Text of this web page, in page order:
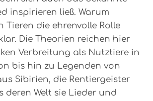
inspirieren ließ. Warum
Tieren die ehrenvolle Rolle
Die Theorien reichen hier
Verbreitung als Nutztiere in
bis hin zu Legenden von
Sibirien, die Rentiergeister
deren Welt sie Lieder und